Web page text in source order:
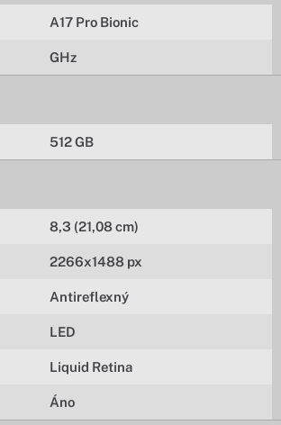
A17 Pro Bionic
GHz
512 GB
8,3 (21,08 cm)
2266x1488 px
Antireflexný
LED
Liquid Retina
Áno